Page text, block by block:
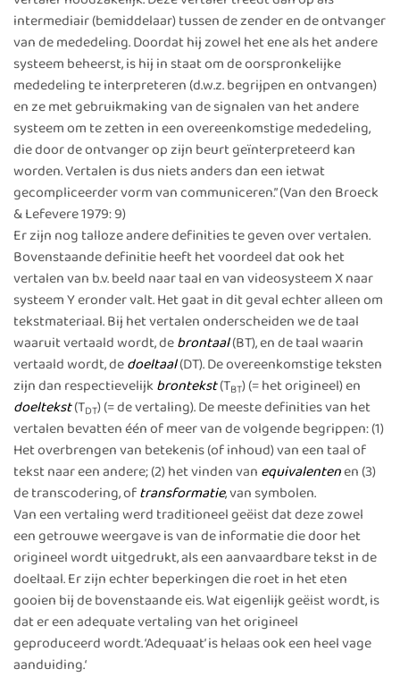
intermediair (bemiddelaar) tussen de zender en de ontvanger
van de mededeling. Doordat hij zowel het ene als het andere
systeem beheerst, is hij in staat om de oorspronkelijke
mededeling te interpreteren (d.w.z. begrijpen en ontvangen)
en ze met gebruikmaking van de signalen van het andere
systeem om te zetten in een overeenkomstige mededeling,
die door de ontvanger op zijn beurt geïnterpreteerd kan
worden. Vertalen is dus niets anders dan een ietwat
gecompliceerder vorm van communiceren.” (Van den Broeck
& Lefevere 1979: 9)
Er zijn nog talloze andere definities te geven over vertalen.
Bovenstaande definitie heeft het voordeel dat ook het
vertalen van b.v. beeld naar taal en van videosysteem X naar
systeem Y eronder valt. Het gaat in dit geval echter alleen om
tekstmateriaal. Bij het vertalen onderscheiden we de taal
waaruit vertaald wordt, debrontaal(BT), en de taal waarin
vertaald wordt, dedoeltaal(DT). De overeenkomstige teksten
zijn dan respectievelijkbrontekst(TBT) (= het origineel) en
doeltekst(TDT) (= de vertaling). De meeste definities van het
vertalen bevatten één of meer van de volgende begrippen: (1)
Het overbrengen van betekenis (of inhoud) van een taal of
tekst naar een andere; (2) het vinden van equivalentenen (3)
de transcodering, oftransformatie, van symbolen.
Van een vertaling werd traditioneel geëist dat deze zowel
een getrouwe weergave is van de informatie die door het
origineel wordt uitgedrukt, als een aanvaardbare tekst in de
doeltaal. Er zijn echter beperkingen die roet in het eten
gooien bij de bovenstaande eis. Wat eigenlijk geëist wordt, is
dat er een adequate vertaling van het origineel
geproduceerd wordt. ‘Adequaat’ is helaas ook een heel vage
aanduiding.‘